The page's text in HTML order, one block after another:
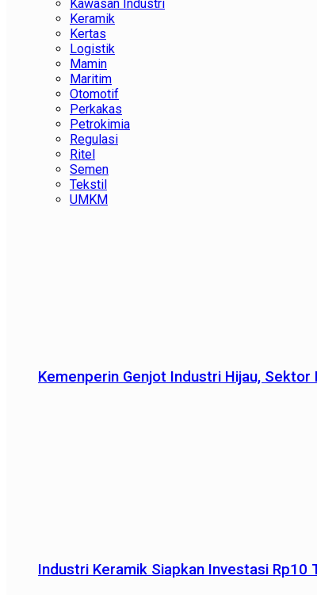
Kawasan Industri
Keramik
Kertas
Logistik
Mamin
Maritim
Otomotif
Perkakas
Petrokimia
Regulasi
Ritel
Semen
Tekstil
UMKM
Kemenperin Genjot Industri Hijau,
Industri Keramik Siapkan Investasi Rp10